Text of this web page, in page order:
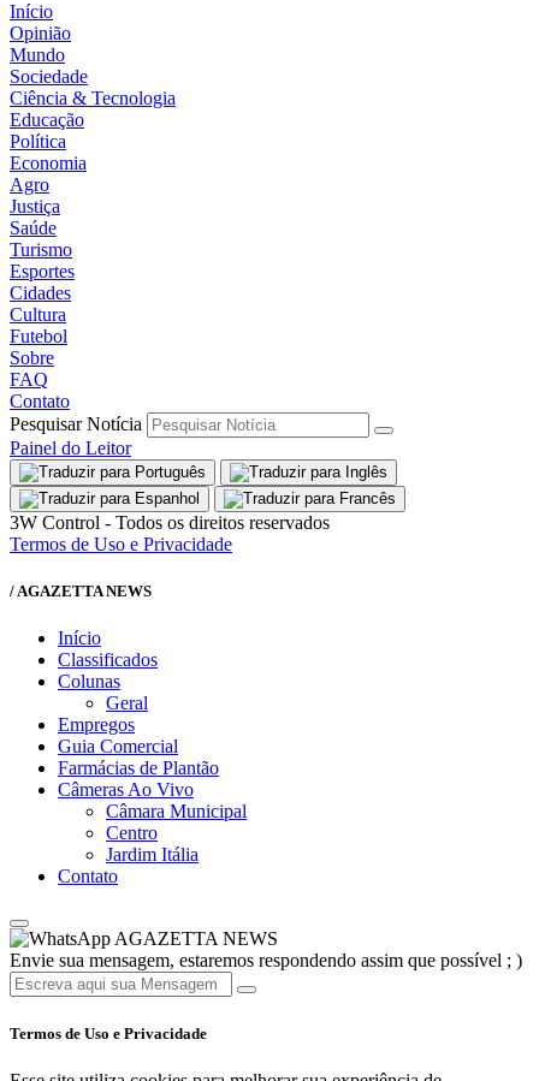
Início
Opinião
Mundo
Sociedade
Ciência & Tecnologia
Educação
Política
Economia
Agro
Justiça
Saúde
Turismo
Esportes
Cidades
Cultura
Futebol
Sobre
FAQ
Contato
Pesquisar Notícia
Painel do Leitor
3W Control - Todos os direitos reservados
Termos de Uso e Privacidade
/ AGAZETTA NEWS
Início
Classificados
Colunas
Geral
Empregos
Guia Comercial
Farmácias de Plantão
Câmeras Ao Vivo
Câmara Municipal
Centro
Jardim Itália
Contato
AGAZETTA NEWS
Envie sua mensagem, estaremos respondendo assim que possível ; )
Termos de Uso e Privacidade